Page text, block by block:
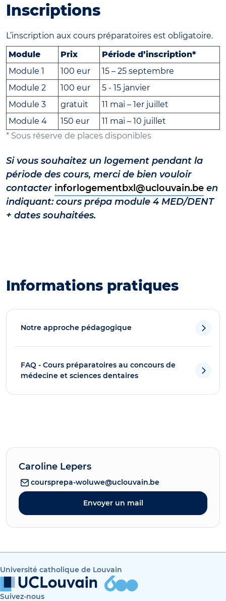
Inscriptions
L’inscription aux cours préparatoires est obligatoire.
* Sous réserve de places disponibles
Module Prix
Période d’inscription*
Module 1
100 eur
15 – 25 septembre
Module 2
100 eur
5 - 15 janvier
Module 3
gratuit
11 mai – 1er juillet
Module 4
150 eur 11 mai – 10 juillet
Si vous souhaitez un logement pendant la
période des cours, merci de bien vouloir
contacter inforlogementbxl@uclouvain.be en
indiquant: cours prépa module 4 MED/DENT
+ dates souhaitées.
Informations pratiques
Notre approche pédagogique
FAQ - Cours préparatoires au concours de
médecine et sciences dentaires
Caroline Lepers
coursprepa-woluwe@uclouvain.be
Envoyer un mail
Université catholique de Louvain
Suivez-nous